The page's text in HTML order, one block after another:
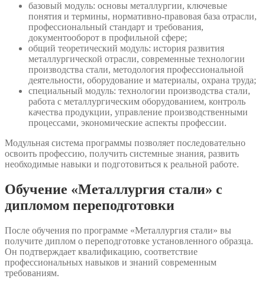
базовый модуль: основы металлургии, ключевые
понятия и термины, нормативно-правовая база отрасли,
профессиональный стандарт и требования,
документооборот в профильной сфере;
общий теоретический модуль: история развития
металлургической отрасли, современные технологии
производства стали, методология профессиональной
деятельности, оборудование и материалы, охрана труда;
специальный модуль: технологии производства стали,
работа с металлургическим оборудованием, контроль
качества продукции, управление производственными
процессами, экономические аспекты профессии.
Модульная система программы позволяет последовательно
освоить профессию, получить системные знания, развить
необходимые навыки и подготовиться к реальной работе.
Обучение «Металлургия стали» с
дипломом переподготовки
После обучения по программе «Металлургия стали» вы
получите диплом о переподготовке установленного образца.
Он подтверждает квалификацию, соответствие
профессиональных навыков и знаний современным
требованиям.